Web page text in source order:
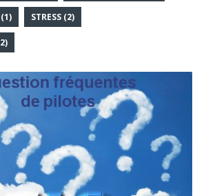
(1) STRESS (2)